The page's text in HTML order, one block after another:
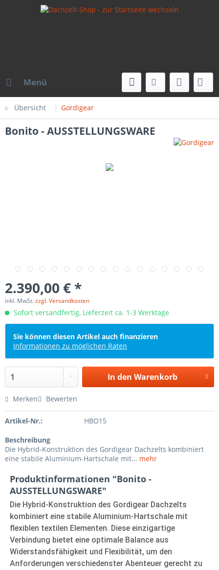
Menü
Übersicht Gordigear
Bonito - AUSSTELLUNGSWARE
2.390,00 € *
inkl. MwSt.zzgl. Versandkosten
Sofort versandfertig, Lieferzeit ca. 1-3 Werktage
Sie können diesen Artikel auch finanzieren
Informationen zu möglichen Raten
In den Warenkorb
Merken Bewerten
Artikel-Nr.: HBO15
Beschreibung
Die Hybrid-Konstruktion des Gordigear Dachzelts kombiniert
eine stabile Aluminium-Hartschale mit... mehr
Produktinformationen "Bonito -
AUSSTELLUNGSWARE"
Die Hybrid-Konstruktion des Gordigear Dachzelts
kombiniert eine stabile Aluminium-Hartschale mit
flexiblen textilen Elementen. Diese einzigartige
Verbindung bietet eine optimale Balance aus
Widerstandsfähigkeit und Flexibilität, um den
Anforderungen verschiedenster Abenteuer gerecht zu